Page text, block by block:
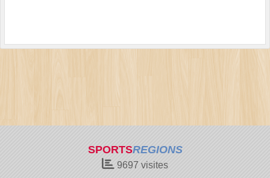
SPORTSREGIONS
9697 visites